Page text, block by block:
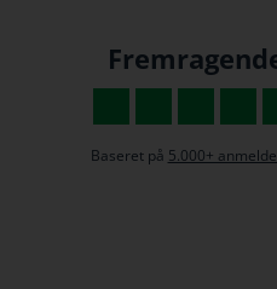
Baseret på 5.000+
Hvis jeg kunne give 6
Fantastisk service og hurtig
var desværre en fejl på den
kæreste havde købt til mig...